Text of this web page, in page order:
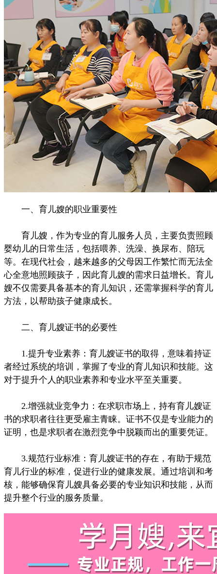
一、育儿嫂的职业重要性
育儿嫂，作为专业的育儿服务人员，主要负责照顾
婴幼儿的日常生活，包括喂养、洗澡、换尿布、陪玩
等。在现代社会，越来越多的父母因工作繁忙而无法全
心全意地照顾孩子，因此育儿嫂的需求日益增长。育儿
嫂不仅需要具备基本的育儿知识，还需掌握科学的育儿
方法，以帮助孩子健康成长。
二、育儿嫂证书的必要性
1.提升专业素养：育儿嫂证书的取得，意味着持证
者经过系统的培训，掌握了专业的育儿知识和技能。这
对于提升个人的职业素养和专业水平至关重要。
2.增强就业竞争力：在求职市场上，持有育儿嫂证
书的求职者往往更受雇主青睐。证书不仅是专业能力的
证明，也是求职者在激烈竞争中脱颖而出的重要凭证。
3.规范行业标准：育儿嫂证书的存在，有助于规范
育儿行业的标准，促进行业的健康发展。通过培训和考
核，能够确保育儿嫂具备必要的专业知识和技能，从而
提升整个行业的服务质量。